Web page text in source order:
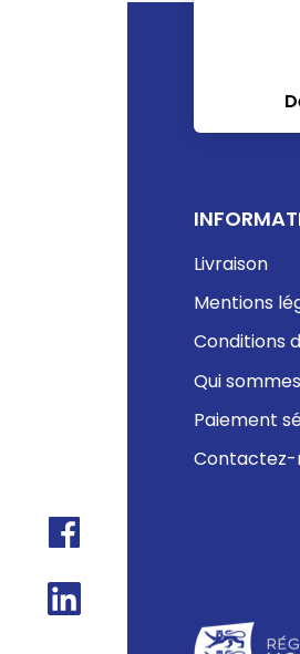
Livraison
Mentions
Conditions
Qui
Paiement
Contactez-